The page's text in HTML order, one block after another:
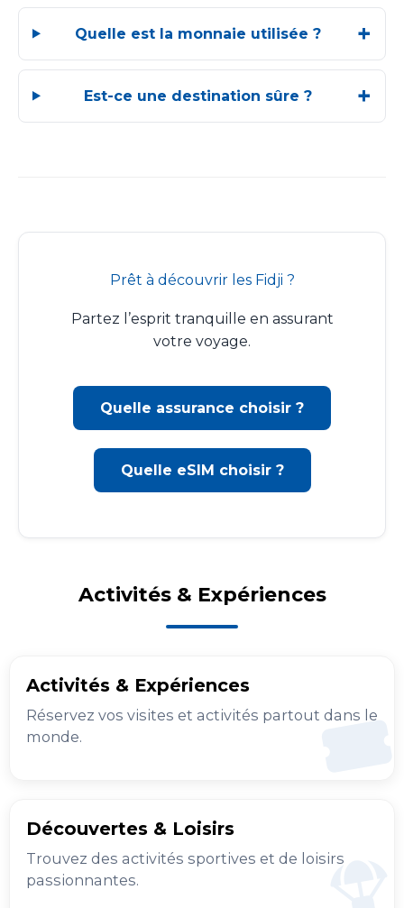
Quelle est la monnaie utilisée ?
Est-ce une destination sûre ?
Prêt à découvrir les Fidji ?
Partez l’esprit tranquille en assurant
votre voyage.
Quelle assurance choisir ?
Quelle eSIM choisir ?
Activités & Expériences
Activités & Expériences
Réservez vos visites et activités partout dans le
monde.
Découvertes & Loisirs
Trouvez des activités sportives et de loisirs
passionnantes.